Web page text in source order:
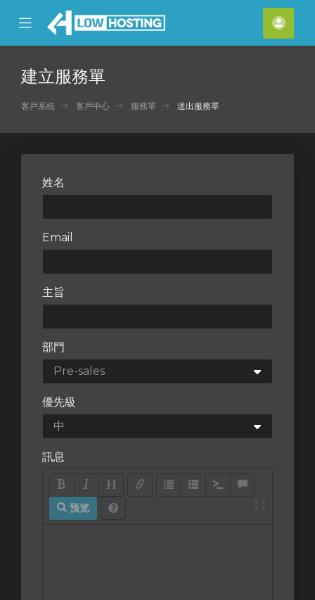
Mobile
Menu
帳
戶
建立服務單
客戶系統 客戶中心 服務單 送出服務單
姓名
Email
主旨
部門
優先級
訊息
预览